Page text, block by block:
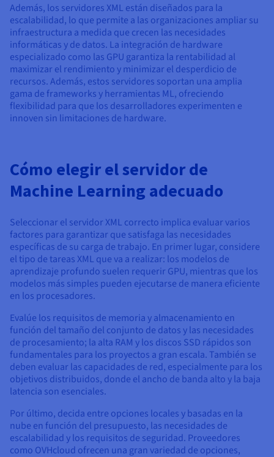
Además, los servidores XML están diseñados para la
escalabilidad, lo que permite a las organizaciones ampliar su
infraestructura a medida que crecen las necesidades
informáticas y de datos. La integración de hardware
especializado como las GPU garantiza la rentabilidad al
maximizar el rendimiento y minimizar el desperdicio de
recursos. Además, estos servidores soportan una amplia
gama de frameworks y herramientas ML, ofreciendo
flexibilidad para que los desarrolladores experimenten e
innoven sin limitaciones de hardware.
Cómo elegir el servidor de
Machine Learning adecuado
Seleccionar el servidor XML correcto implica evaluar varios
factores para garantizar que satisfaga las necesidades
específicas de su carga de trabajo. En primer lugar, considere
el tipo de tareas XML que va a realizar: los modelos de
aprendizaje profundo suelen requerir GPU, mientras que los
modelos más simples pueden ejecutarse de manera eficiente
en los procesadores.
Evalúe los requisitos de memoria y almacenamiento en
función del tamaño del conjunto de datos y las necesidades
de procesamiento; la alta RAM y los discos SSD rápidos son
fundamentales para los proyectos a gran escala. También se
deben evaluar las capacidades de red, especialmente para los
objetivos distribuidos, donde el ancho de banda alto y la baja
latencia son esenciales.
Por último, decida entre opciones locales y basadas en la
nube en función del presupuesto, las necesidades de
escalabilidad y los requisitos de seguridad. Proveedores
como OVHcloud ofrecen una gran variedad de opciones,